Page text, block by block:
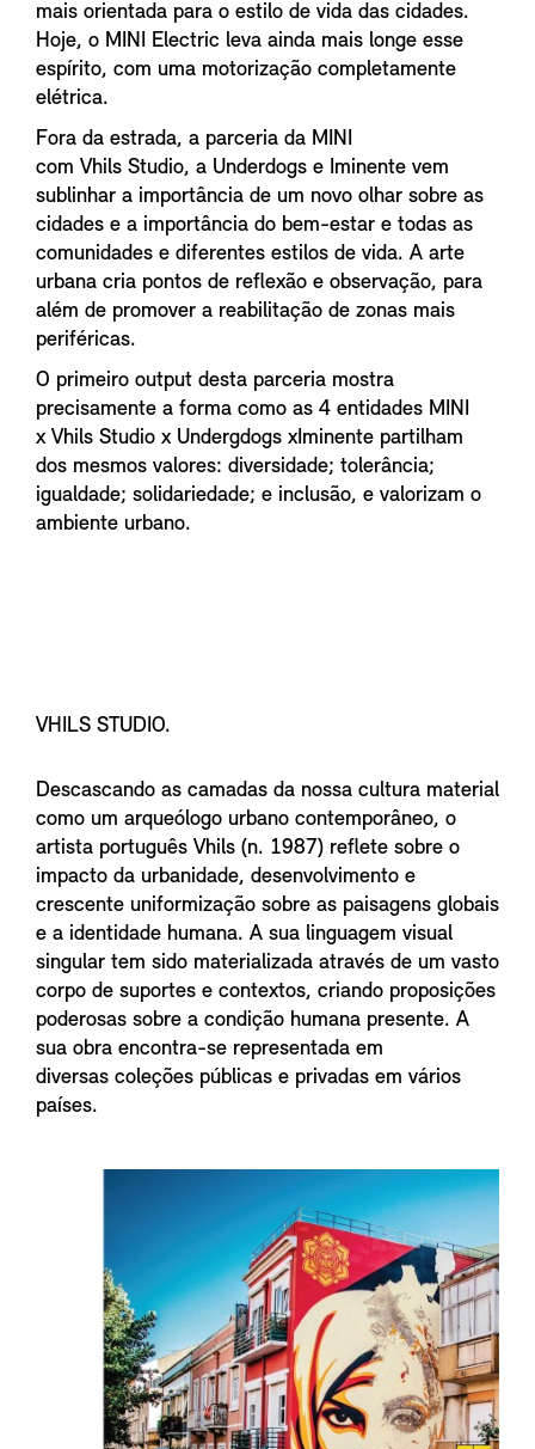
mais orientada para o estilo de vida das cidades.
Hoje, o MINI Electric leva ainda mais longe esse
espírito, com uma motorização completamente
elétrica.
Fora da estrada, a parceria da MINI
com Vhils Studio, a Underdogs e Iminente vem
sublinhar a importância de um novo olhar sobre as
cidades e a importância do bem-estar e todas as
comunidades e diferentes estilos de vida. A arte
urbana cria pontos de reflexão e observação, para
além de promover a reabilitação de zonas mais
periféricas.
O primeiro output desta parceria mostra
precisamente a forma como as 4 entidades MINI
x Vhils Studio x Undergdogs xIminente partilham
dos mesmos valores: diversidade; tolerância;
igualdade; solidariedade; e inclusão, e valorizam o
ambiente urbano.
VHILS STUDIO.
Descascando as camadas da nossa cultura material
como um arqueólogo urbano contemporâneo, o
artista português Vhils (n. 1987) reflete sobre o
impacto da urbanidade, desenvolvimento e
crescente uniformização sobre as paisagens globais
e a identidade humana. A sua linguagem visual
singular tem sido materializada através de um vasto
corpo de suportes e contextos, criando proposições
poderosas sobre a condição humana presente. A
sua obra encontra-se representada em
diversas coleções públicas e privadas em vários
países.